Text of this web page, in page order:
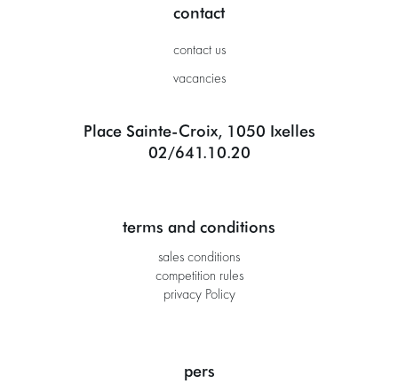
contact
contact us
vacancies
Place Sainte-Croix, 1050 Ixelles
02/641.10.20
terms and conditions
sales conditions
competition rules
privacy Policy
pers